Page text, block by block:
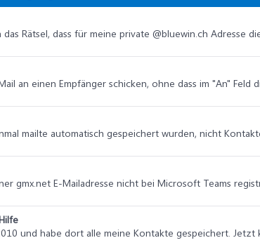
Rätsel, dass für meine private @bluewin.ch Adresse
an einen Empfänger schicken, ohne dass im "An" Feld
mailte automatisch gespeichert wurden, nicht
gmx.net E-Mailadresse nicht bei Microsoft Teams
und habe dort alle meine Kontakte gespeichert. Jetzt